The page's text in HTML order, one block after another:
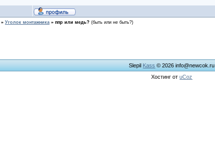
» Уголок монтажника » ппр или медь? (быть или не быть?)
SlepilKass © 2026 info@newcok.ru
Хостинг отuCoz